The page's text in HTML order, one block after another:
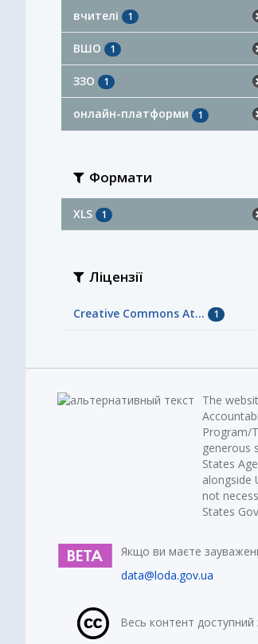
вчителі 1
ВШО 1
ЗЗО 1
онлайн-платформи 1
Формати
XLS 1
Ліцензії
Creative Commons At... 1
The
Program/
generous
States
alongside
not
States
Якщо ви маєте
data@loda.gov.ua
Весь контент доступний